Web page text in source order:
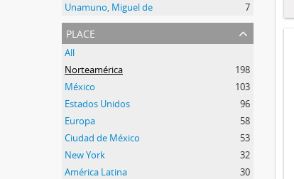
Unamuno, Miguel de
7
place
All
Norteamérica
198
México
103
Estados Unidos
96
Europa
58
Ciudad de México
53
New York
32
América Latina
30